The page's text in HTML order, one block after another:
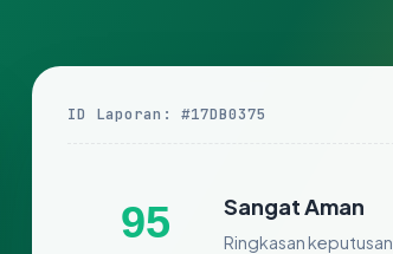
ID Laporan: #17DB0375
95 Sangat Aman
Ringkasan keputusan